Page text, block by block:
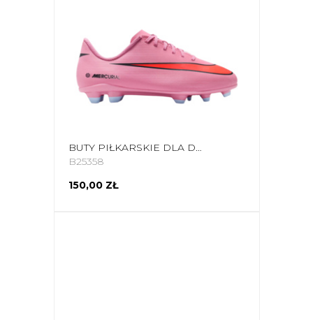
BUTY PIŁKARSKIE DLA DZIECI NIKE MERCURIAL VAPOR 16 CLUB FG/MG FQ8286 600
B25358
150,00 ZŁ